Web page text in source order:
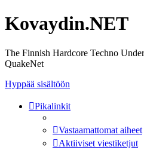
Kovaydin.NET
The Finnish Hardcore Techno
QuakeNet
Hyppää sisältöön
Pikalinkit
Vastaamattomat aiheet
Aktiiviset viestiketjut